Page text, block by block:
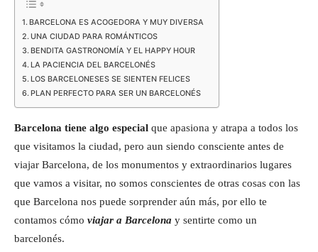
BARCELONA ES ACOGEDORA Y MUY DIVERSA
UNA CIUDAD PARA ROMÁNTICOS
BENDITA GASTRONOMÍA Y EL HAPPY HOUR
LA PACIENCIA DEL BARCELONÉS
LOS BARCELONESES SE SIENTEN FELICES
PLAN PERFECTO PARA SER UN BARCELONÉS
Barcelona tiene algo especial que apasiona y atrapa a todos los
que visitamos la ciudad, pero aun siendo consciente antes de
viajar Barcelona, de los monumentos y extraordinarios lugares
que vamos a visitar, no somos conscientes de otras cosas con las
que Barcelona nos puede sorprender aún más, por ello te
contamos cómo viajar a Barcelona y sentirte como un
barcelonés.